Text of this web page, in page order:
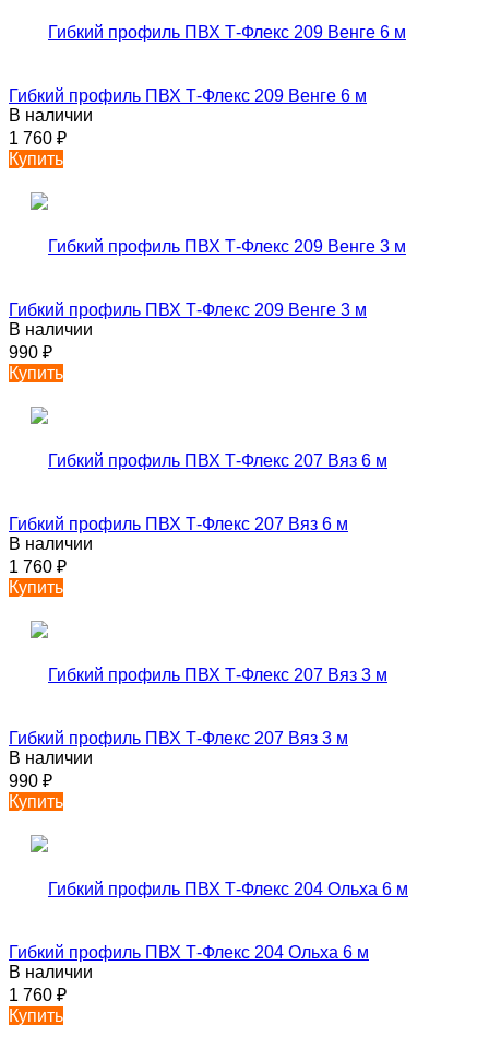
Гибкий профиль ПВХ Т-Флекс 209 Венге 6 м
В наличии
1 760 ₽
Купить
Гибкий профиль ПВХ Т-Флекс 209 Венге 3 м
В наличии
990 ₽
Купить
Гибкий профиль ПВХ Т-Флекс 207 Вяз 6 м
В наличии
1 760 ₽
Купить
Гибкий профиль ПВХ Т-Флекс 207 Вяз 3 м
В наличии
990 ₽
Купить
Гибкий профиль ПВХ Т-Флекс 204 Ольха 6 м
В наличии
1 760 ₽
Купить